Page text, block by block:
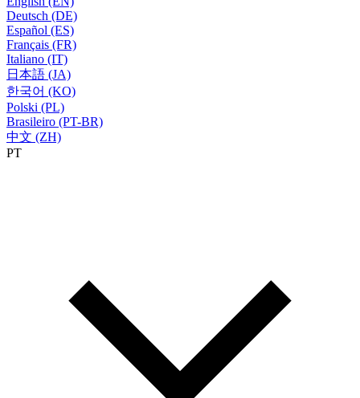
Deutsch (DE)
Español (ES)
Français (FR)
Italiano (IT)
日本語 (JA)
한국어 (KO)
Polski (PL)
Brasileiro (PT-BR)
中文 (ZH)
PT